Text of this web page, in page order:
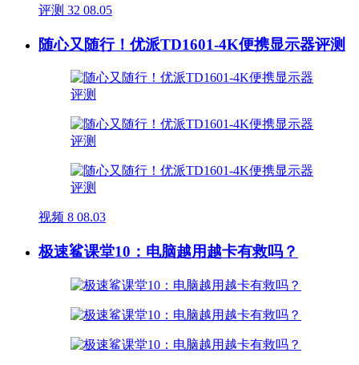
评测 32 08.05
随心又随行！优派TD1601-4K便携显示器评测
视频 8 08.03
极速鲨课堂10：电脑越用越卡有救吗？